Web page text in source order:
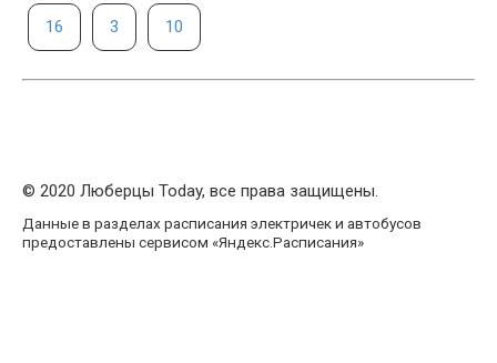
16 3 10
© 2020 Люберцы Today, все права защищены.
Данные в разделах расписания электричек и автобусов
предоставлены сервисом «Яндекс.Расписания»